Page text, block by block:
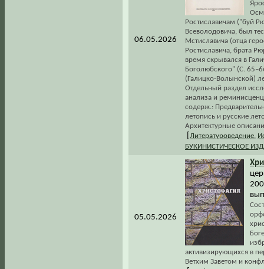
06.05.2026
Ростиславичам ("буй
Всеволодовича, был
Мстиславича (отца
Ростиславича, брата
время скрывался в
Боголюбского" (С.
(Галицко-Волынской)
Отдельный раздел
анализа и
содерж.:
летопись и русские
Архитектурные
Литературоведение
БУКИНИСТИЧЕСКОЕ
05.05.2026
активизирующихся в
Ветхим Заветом и